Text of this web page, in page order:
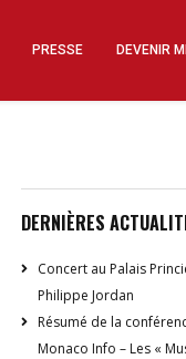
PRESSE DEVENIR
DERNIÈRES
Concert au Palais
Philippe Jordan
Résumé de la
Monaco Info – Les «